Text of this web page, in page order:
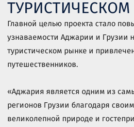
Главной целью проекта стало
узнаваемости Аджарии и Грузии
туристическом рынке и
путешественников.
«Аджария является одним из
регионов Грузии благодаря
великолепной природе и